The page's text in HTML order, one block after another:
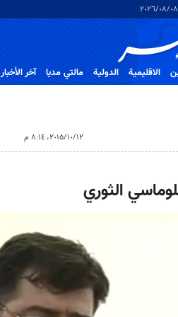
٠٨‏/٠٨‏/٢٠٢٦
الاقلیمیة الدولية مالتي مدیا آخر الأخبار
١٢‏/١٠‏/٢٠١٥، ٨:١٤ م
الثوري